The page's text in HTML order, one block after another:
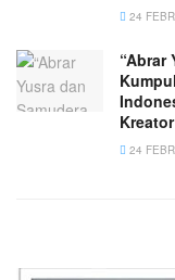
24
“Abrar
24